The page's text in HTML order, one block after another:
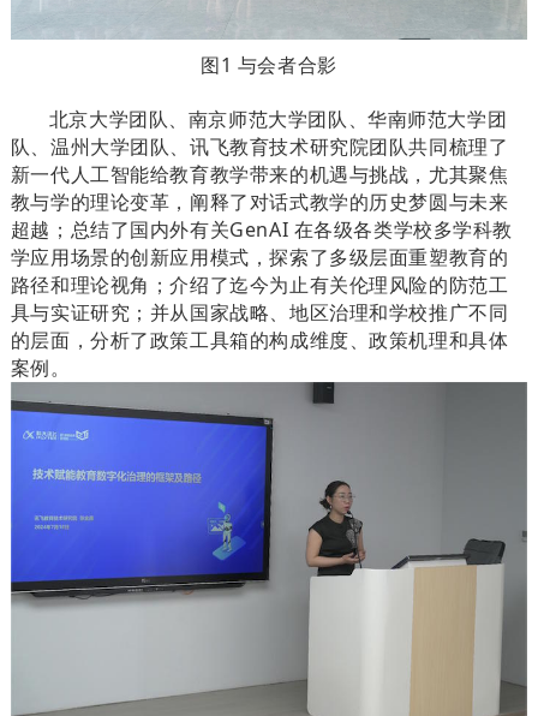
图1 与会者合影
北京大学团队、南京师范大学团队、华南师范大学团
队、温州大学团队、讯飞教育技术研究院团队共同梳理了
新一代人工智能给教育教学带来的机遇与挑战，尤其聚焦
教与学的理论变革，阐释了对话式教学的历史梦圆与未来
超越；总结了国内外有关GenAI 在各级各类学校多学科教
学应用场景的创新应用模式，探索了多级层面重塑教育的
路径和理论视角；介绍了迄今为止有关伦理风险的防范工
具与实证研究；并从国家战略、地区治理和学校推广不同
的层面，分析了政策工具箱的构成维度、政策机理和具体
案例。